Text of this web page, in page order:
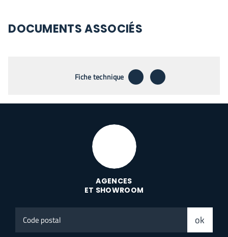
DOCUMENTS ASSOCIÉS
Fiche technique téléchargerenvoyer par
AGENCES
ET SHOWROOM
postal
ok